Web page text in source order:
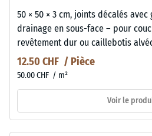
50 × 50 × 3 cm, joints décalés
drainage en sous-face – pour
revêtement dur ou caillebotis
12.50 CHF / Pièce
50.00 CHF / m²
Voir le